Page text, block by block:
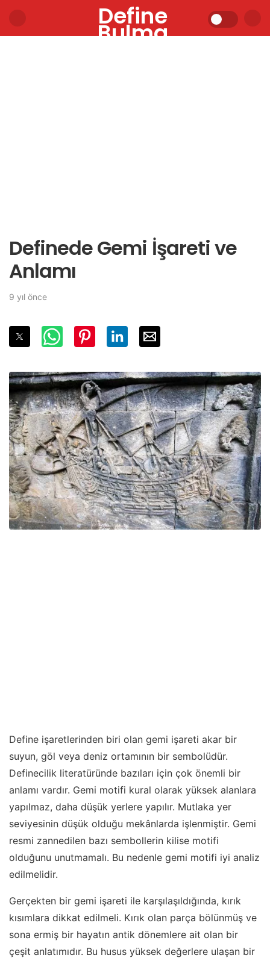
Define
Bulma
Definede Gemi İşareti ve
Anlamı
9 yıl önce
Define işaretlerinden biri olan gemi işareti akar bir
suyun, göl veya deniz ortamının bir sembolüdür.
Definecilik literatüründe bazıları için çok önemli bir
anlamı vardır. Gemi motifi kural olarak yüksek alanlara
yapılmaz, daha düşük yerlere yapılır. Mutlaka yer
seviyesinin düşük olduğu mekânlarda işlenmiştir. Gemi
resmi zannedilen bazı sembollerin kilise motifi
olduğunu unutmamalı. Bu nedenle gemi motifi iyi analiz
edilmelidir.
Gerçekten bir gemi işareti ile karşılaşıldığında, kırık
kısımlara dikkat edilmeli. Kırık olan parça bölünmüş ve
sona ermiş bir hayatın antik dönemlere ait olan bir
çeşit anlatımıdır. Bu husus yüksek değerlere ulaşan bir